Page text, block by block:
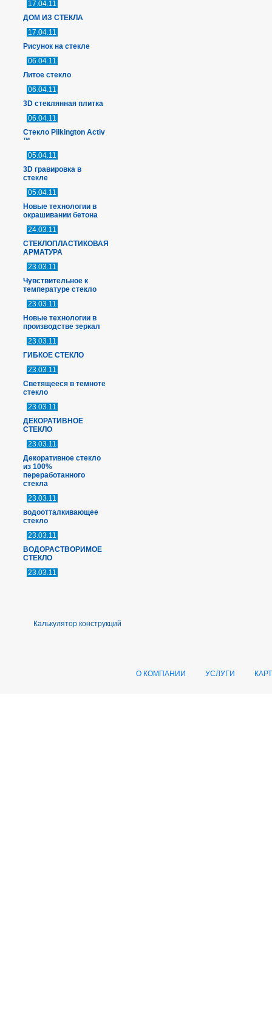
17.04.11
ДОМ ИЗ СТЕКЛА
17.04.11
Рисунок на стекле
06.04.11
Литое стекло
06.04.11
3D стеклянная плитка
06.04.11
Стекло Pilkington Activ
™
05.04.11
3D гравировка в
стекле
05.04.11
Новые технологии в
окрашивании бетона
24.03.11
СТЕКЛОПЛАСТИКОВАЯ
АРМАТУРА
23.03.11
Чувствительное к
температуре стекло
23.03.11
Новые технологии в
производстве зеркал
23.03.11
ГИБКОЕ СТЕКЛО
23.03.11
Светящееся в темноте
стекло
23.03.11
ДЕКОРАТИВНОЕ
СТЕКЛО
23.03.11
Декоративное стекло
из 100%
переработанного
стекла
23.03.11
водоотталкивающее
стекло
23.03.11
ВОДОРАСТВОРИМОЕ
СТЕКЛО
23.03.11
Калькулятор конструкций
О КОМПАНИИ УСЛУГИ